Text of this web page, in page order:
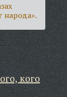
народа».
кого